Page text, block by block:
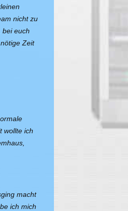
nicht zu
bei euch
Zeit
wollte ich
macht
ich mich